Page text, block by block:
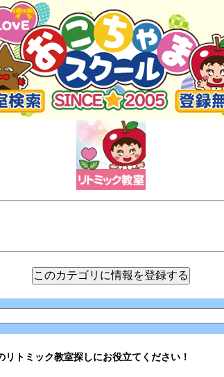
トミック教室探しにお役立てください！